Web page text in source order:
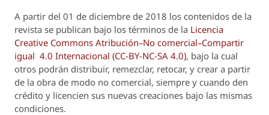
A partir del 01 de diciembre de 2018 los contenidos de la
revista se publican bajo los términos de la Licencia
Creative Commons Atribución–No comercial–Compartir
igual 4.0 Internacional (CC-BY-NC-SA 4.0), bajo la cual
otros podrán distribuir, remezclar, retocar, y crear a partir
de la obra de modo no comercial, siempre y cuando den
crédito y licencien sus nuevas creaciones bajo las mismas
condiciones.